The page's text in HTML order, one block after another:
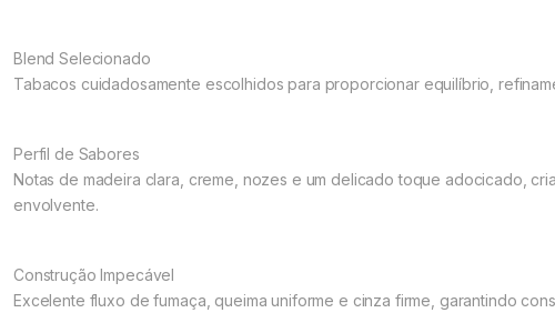
Blend Selecionado
Tabacos cuidadosamente escolhidos para proporcionar equilíbrio,
Perfil de Sabores
Notas de madeira clara, creme, nozes e um delicado toque adocicado,
envolvente.
Construção Impecável
Excelente fluxo de fumaça, queima uniforme e cinza firme, garantindo